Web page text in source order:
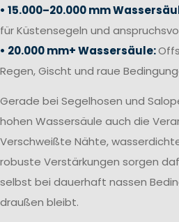
• 15.000–20.000 mm
für Küstensegeln und
• 20.000 mm+ Wassersäule:
Regen, Gischt und raue
Gerade bei Segelhosen und
hohen Wassersäule auch die
Verschweißte Nähte,
robuste Verstärkungen sorgen
selbst bei dauerhaft nassen
draußen bleibt.